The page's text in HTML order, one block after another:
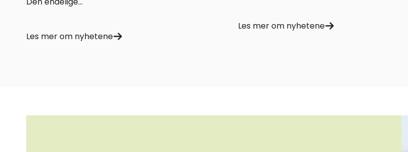
Les mer om nyhetene
Les mer om nyhetene